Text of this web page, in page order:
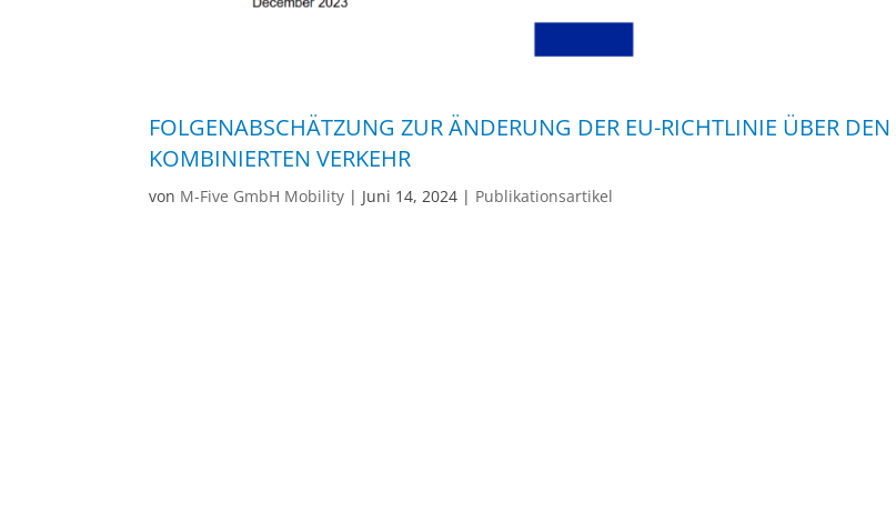
FOLGENABSCHÄTZUNG ZUR ÄNDERUNG DER EU-RICHTLINIE ÜBER DEN
KOMBINIERTEN VERKEHR
von M-Five GmbH Mobility | Juni 14, 2024 | Publikationsartikel